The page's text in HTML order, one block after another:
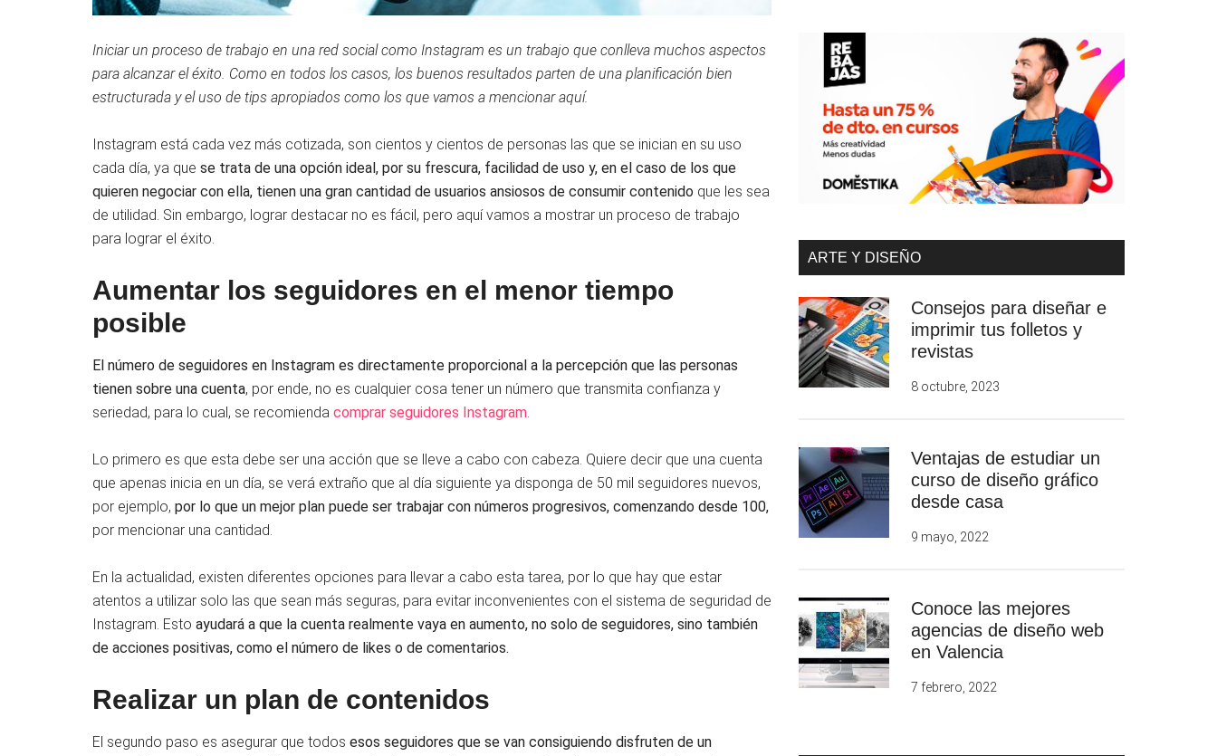
Iniciar un proceso de trabajo en una red social como Instagram es un trabajo que conlleva muchos aspectos
para alcanzar el éxito. Como en todos los casos, los buenos resultados parten de una planificación bien
estructurada y el uso de tips apropiados como los que vamos a mencionar aquí.
Instagram está cada vez más cotizada, son cientos y cientos de personas las que se inician en su uso
cada día, ya que se trata de una opción ideal, por su frescura, facilidad de uso y, en el caso de los que
quieren negociar con ella, tienen una gran cantidad de usuarios ansiosos de consumir contenido que les sea
de utilidad. Sin embargo, lograr destacar no es fácil, pero aquí vamos a mostrar un proceso de trabajo
para lograr el éxito.
Aumentar los seguidores en el menor tiempo
posible
El número de seguidores en Instagram es directamente proporcional a la percepción que las personas
tienen sobre una cuenta, por ende, no es cualquier cosa tener un número que transmita confianza y
seriedad, para lo cual, se recomienda comprar seguidores Instagram.
Lo primero es que esta debe ser una acción que se lleve a cabo con cabeza. Quiere decir que una cuenta
que apenas inicia en un día, se verá extraño que al día siguiente ya disponga de 50 mil seguidores nuevos,
por ejemplo, por lo que un mejor plan puede ser trabajar con números progresivos, comenzando desde 100,
por mencionar una cantidad.
En la actualidad, existen diferentes opciones para llevar a cabo esta tarea, por lo que hay que estar
atentos a utilizar solo las que sean más seguras, para evitar inconvenientes con el sistema de seguridad de
Instagram. Esto ayudará a que la cuenta realmente vaya en aumento, no solo de seguidores, sino también
de acciones positivas, como el número de likes o de comentarios.
Realizar un plan de contenidos
El segundo paso es asegurar que todos esos seguidores que se van consiguiendo disfruten de un
ARTE Y DISEÑO
Consejos para diseñar e
imprimir tus folletos y
revistas
8 octubre, 2023
Ventajas de estudiar un
curso de diseño gráfico
desde casa
9 mayo, 2022
Conoce las mejores
agencias de diseño web
en Valencia
7 febrero, 2022